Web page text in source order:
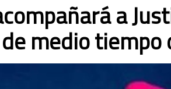
a
medio